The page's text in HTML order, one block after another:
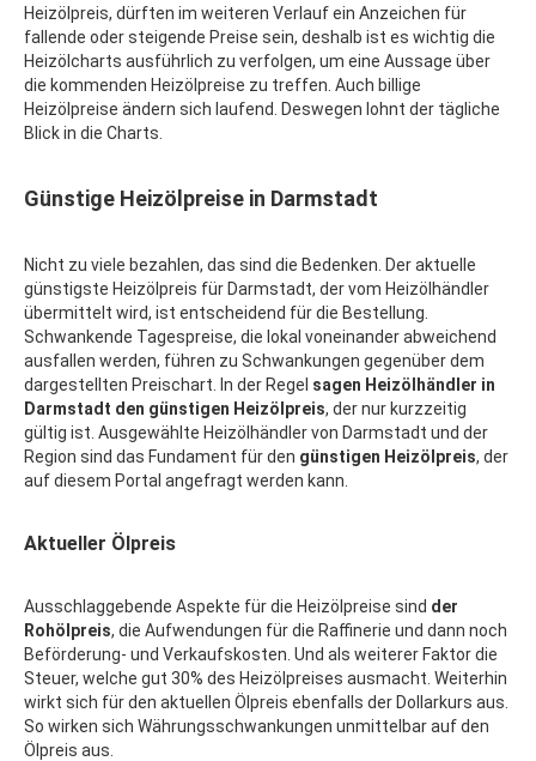
Heizölpreis, dürften im weiteren Verlauf ein Anzeichen für
fallende oder steigende Preise sein, deshalb ist es wichtig die
Heizölcharts ausführlich zu verfolgen, um eine Aussage über
die kommenden Heizölpreise zu treffen. Auch billige
Heizölpreise ändern sich laufend. Deswegen lohnt der tägliche
Blick in die Charts.
Günstige Heizölpreise in Darmstadt
Nicht zu viele bezahlen, das sind die Bedenken. Der aktuelle
günstigste Heizölpreis für Darmstadt, der vom Heizölhändler
übermittelt wird, ist entscheidend für die Bestellung.
Schwankende Tagespreise, die lokal voneinander abweichend
ausfallen werden, führen zu Schwankungen gegenüber dem
dargestellten Preischart. In der Regel sagen Heizölhändler in
Darmstadt den günstigen Heizölpreis, der nur kurzzeitig
gültig ist. Ausgewählte Heizölhändler von Darmstadt und der
Region sind das Fundament für den günstigen Heizölpreis, der
auf diesem Portal angefragt werden kann.
Aktueller Ölpreis
Ausschlaggebende Aspekte für die Heizölpreise sind der
Rohölpreis, die Aufwendungen für die Raffinerie und dann noch
Beförderung- und Verkaufskosten. Und als weiterer Faktor die
Steuer, welche gut 30% des Heizölpreises ausmacht. Weiterhin
wirkt sich für den aktuellen Ölpreis ebenfalls der Dollarkurs aus.
So wirken sich Währungsschwankungen unmittelbar auf den
Ölpreis aus.